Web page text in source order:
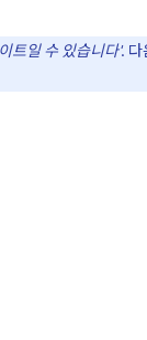
트일 수 있습니다'. 다